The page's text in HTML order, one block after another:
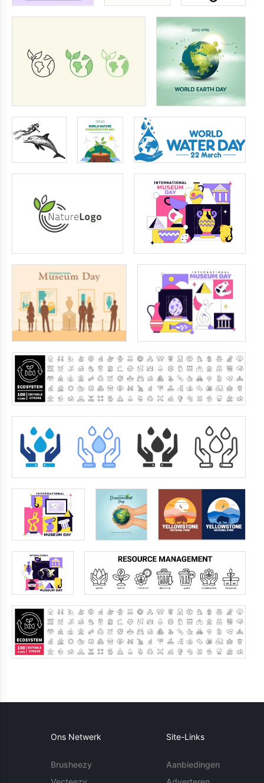
Ons Netwerk
Brusheezy
Site-Links
Aanbiedingen